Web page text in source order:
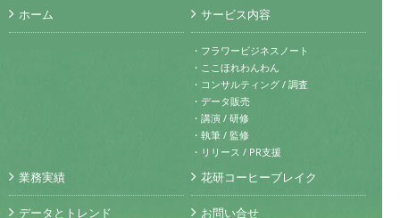
ホーム サービス内容
・フラワービジネスノート
・ここほれわんわん
・コンサルティング / 調査
・データ販売
・講演 / 研修
・執筆 / 監修
・リリース / PR支援
業務実績
データとトレンド
花研コーヒーブレイク
お問い合せ